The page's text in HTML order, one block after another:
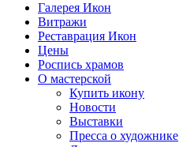
Галерея Икон
Витражи
Реставрация Икон
Цены
Роспись храмов
О мастерской
Купить икону
Новости
Выставки
Пресса о художнике